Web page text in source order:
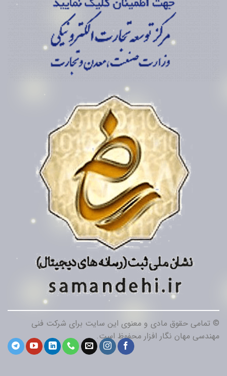
© تمامی حقوق مادی و معنوی این سایت برای شرکت فنی
مهندسی مهان نگار افزار محفوظ است.